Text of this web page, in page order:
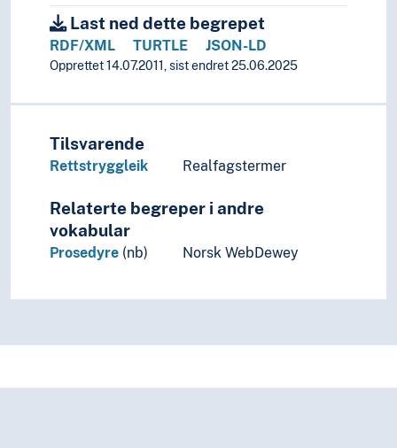
Last ned dette begrepet
RDF/XML TURTLE JSON-LD
Opprettet 14.07.2011, sist endret 25.06.2025
Tilsvarende
Rettstryggleik Realfagstermer
Relaterte begreper i andre
vokabular
Prosedyre (nb) Norsk WebDewey